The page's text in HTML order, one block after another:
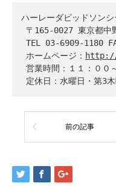
ハーレーダビッドソン
〒165-0027 東京都中
TEL 03-6909-1180
ホームページ： http://
営業時間：１１：００
定休日：水曜日・第3
前の記事